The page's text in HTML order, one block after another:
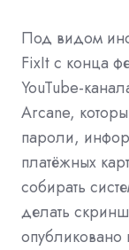
Под видом
FixIt с конца
YouTube-
Arcane,
пароли,
платёжных
собирать
делать